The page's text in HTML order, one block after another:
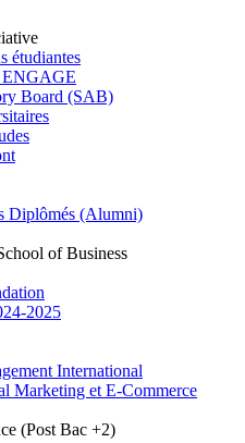
étudiantes
ENGAGE
Board (SAB)
Diplômés (Alumni)
of Business
2025
International
Marketing et E-Commerce
(Post Bac +2)